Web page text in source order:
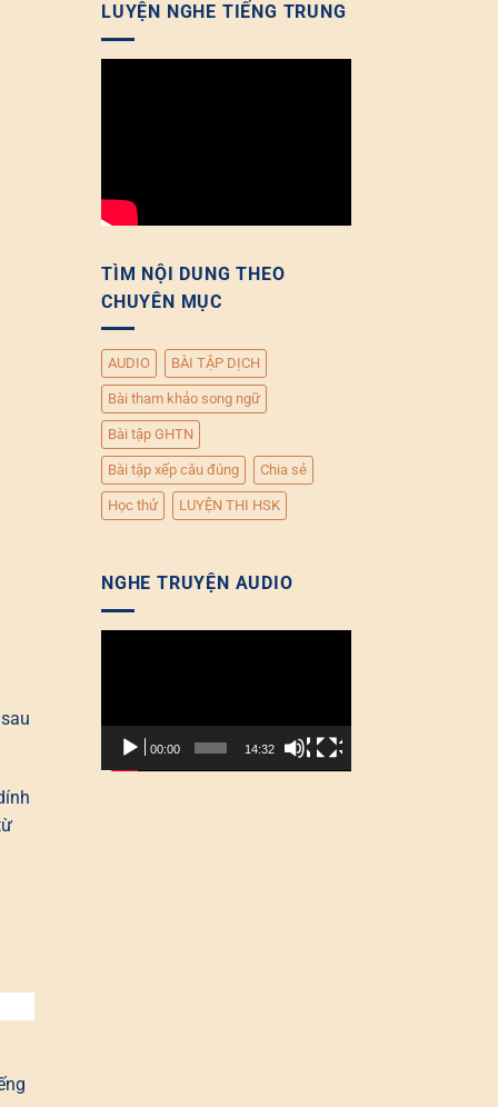
LUYỆN NGHE TIẾNG TRUNG
TÌM NỘI DUNG THEO
CHUYÊN MỤC
AUDIO BÀI TẬP DỊCH
Bài tham khảo song ngữ
Bài tập GHTN
Bài tập xếp câu đúng Chia sẻ
Học thử LUYỆN THI HSK
NGHE TRUYỆN AUDIO
00:00 14:32